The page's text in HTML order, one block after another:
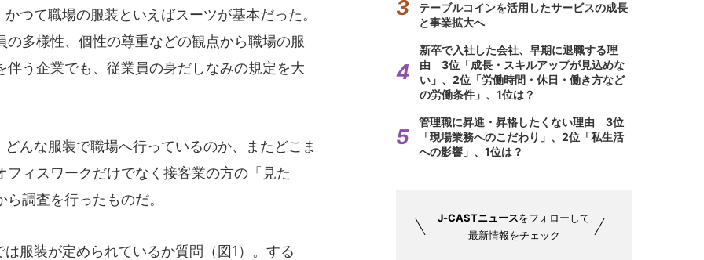
つて職場の服装といえばスーツが基本だった。
多様性、個性の尊重などの観点から職場の服
う企業でも、従業員の身だしなみの規定を大
んな服装で職場へ行っているのか、またどこま
ィスワークだけでなく接客業の方の「見た
調査を行ったものだ。
服装が定められているか質問（図1）。する
テーブルコインを活用したサービスの成長
と事業拡大へ
新卒で入社した会社、早期に退職する理
由 3位「成長・スキルアップが見込めな
い」、2位「労働時間・休日・働き方など
の労働条件」、1位は？
管理職に昇進・昇格したくない理由 3位
「現場業務へのこだわり」、2位「私生活
への影響」、1位は？
J-CASTニュースをフォローして
最新情報をチェック